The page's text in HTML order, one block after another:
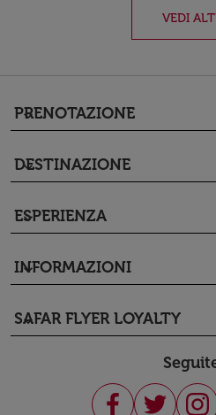
VEDI
PRENOTAZIONE
keyboard_arrow_down
DESTINAZIONE
keyboard_arrow_down
ESPERIENZA
keyboard_arrow_down
INFORMAZIONI
keyboard_arrow_down
SAFAR FLYER LOYALTY
keyboard_arrow_down